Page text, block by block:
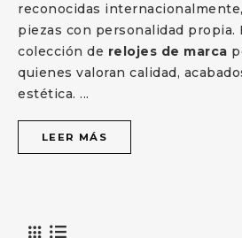
reconocidas
piezas con personalidad propia.
colección de relojes de marca
quienes valoran calidad,
estética. ...
LEER MÁS